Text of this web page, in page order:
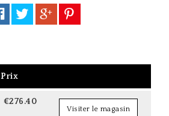
Prix
€276.40
Visiter le magasin